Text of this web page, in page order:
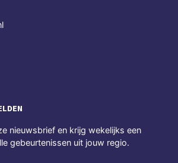
nieuwsbrief en krijg wekelijks een
gebeurtenissen uit jouw regio.